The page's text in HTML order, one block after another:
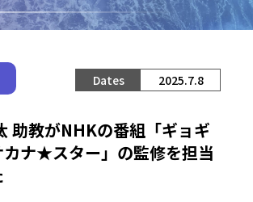
2025.7.8
助教がNHKの番組「ギョギ
ナ★スター」の監修を担当